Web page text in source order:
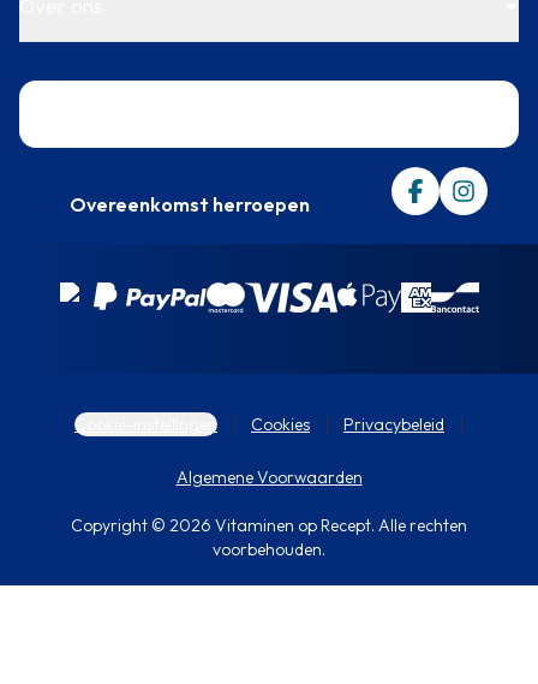
Overeenkomst herroepen
Cookie-instellingen Cookies Privacybeleid
Algemene Voorwaarden
Copyright © 2026 Vitaminen op Recept. Alle rechten
voorbehouden.